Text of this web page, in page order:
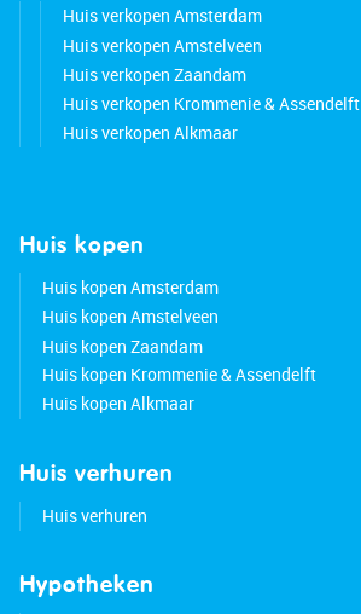
Huis verkopen Amsterdam
Huis verkopen Amstelveen
Huis verkopen Zaandam
Huis verkopen Krommenie & Assendelft
Huis verkopen Alkmaar
Huis kopen
Huis kopen Amsterdam
Huis kopen Amstelveen
Huis kopen Zaandam
Huis kopen Krommenie & Assendelft
Huis kopen Alkmaar
Huis verhuren
Huis verhuren
Hypotheken